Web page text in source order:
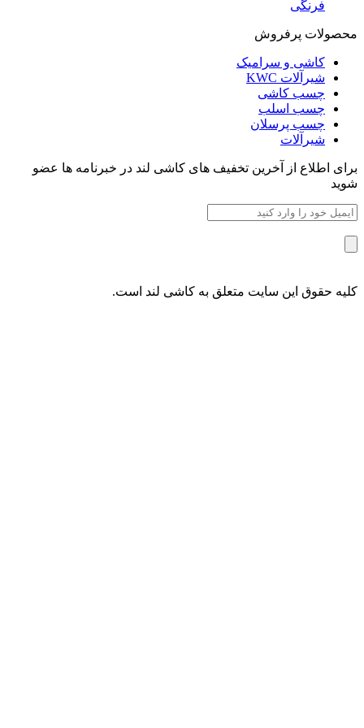
فرنگی
محصولات پرفروش
کاشی و سرامیک
شیرآلات KWC
چسب کاشی
چسب اسلب
چسب پرسلان
شیرآلات
برای اطلاع از آخرین تخفیف های کاشی لند در خبرنامه ها عضو
شوید
کلیه حقوق این سایت متعلق به کاشی لند است.